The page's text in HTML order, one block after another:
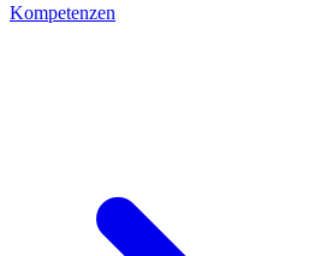
Kompetenzen